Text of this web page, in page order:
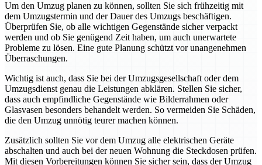
Um den Umzug planen zu können, sollten Sie sich frühzeitig mit
dem Umzugstermin und der Dauer des Umzugs beschäftigen.
Überprüfen Sie, ob alle wichtigen Gegenstände sicher verpackt
werden und ob Sie genügend Zeit haben, um auch unerwartete
Probleme zu lösen. Eine gute Planung schützt vor unangenehmen
Überraschungen.
Wichtig ist auch, dass Sie bei der Umzugsgesellschaft oder dem
Umzugsdienst genau die Leistungen abklären. Stellen Sie sicher,
dass auch empfindliche Gegenstände wie Bilderrahmen oder
Glasvasen besonders behandelt werden. So vermeiden Sie Schäden,
die den Umzug unnötig teurer machen können.
Zusätzlich sollten Sie vor dem Umzug alle elektrischen Geräte
abschalten und auch bei der neuen Wohnung die Steckdosen prüfen.
Mit diesen Vorbereitungen können Sie sicher sein, dass der Umzug